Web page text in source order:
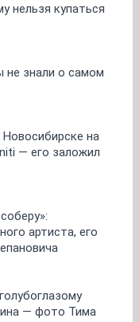
нельзя купаться
не знали о самом
на
— его заложил
артиста, его
— фото Тима